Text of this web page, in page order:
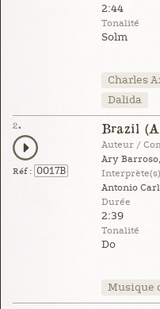
2:44
Tonalité
Solm
Charles
Dalida
2.
Réf : 0017B
Brazil
Auteur /
Ary
Interprète(s)
Antonio
Durée
2:39
Tonalité
Do
Musique